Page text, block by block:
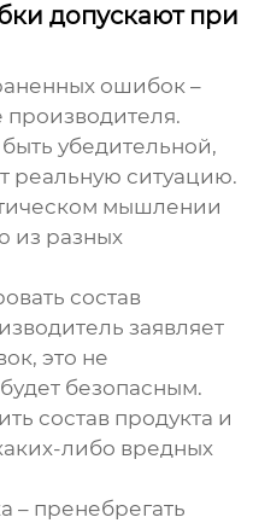
допускают при
ошибок –
производителя.
убедительной,
реальную ситуацию.
мышлении
из разных
состав
заявляет
это не
безопасным.
состав продукта и
либо вредных
– пренебрегать